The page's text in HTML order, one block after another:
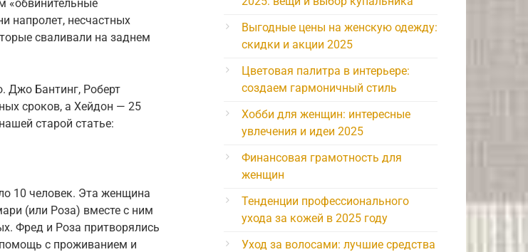
«обвинительные
напролет, несчастных
сваливали на заднем
Джо Бантинг, Роберт
сроков, а Хейдон — 25
старой статье:
10 человек. Эта женщина
(или Роза) вместе с ним
Фред и Роза притворялись
с проживанием и
Выгодные цены на женскую одежду:
скидки и акции 2025
Цветовая палитра в интерьере:
создаем гармоничный стиль
Хобби для женщин: интересные
увлечения и идеи 2025
Финансовая грамотность для
женщин
Тенденции профессионального
ухода за кожей в 2025 году
Уход за волосами: лучшие средства